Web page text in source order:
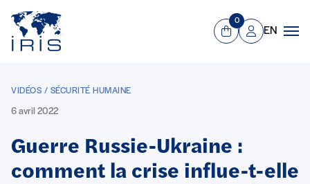
Aller au contenu principal
Panier
0
Mon compte
EN
VIDÉOS / SÉCURITÉ HUMAINE
6 avril 2022
Guerre Russie-Ukraine :
comment la crise influe-t-elle